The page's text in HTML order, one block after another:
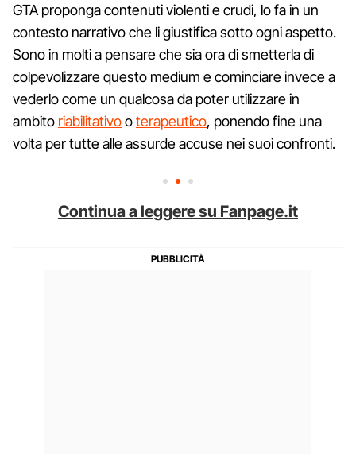
GTA proponga contenuti violenti e crudi, lo fa in un
contesto narrativo che li giustifica sotto ogni aspetto.
Sono in molti a pensare che sia ora di smetterla di
colpevolizzare questo medium e cominciare invece a
vederlo come un qualcosa da poter utilizzare in
ambito riabilitativooterapeutico, ponendo fine una
volta per tutte alle assurde accuse nei suoi confronti.
Continua a leggere su Fanpage.it